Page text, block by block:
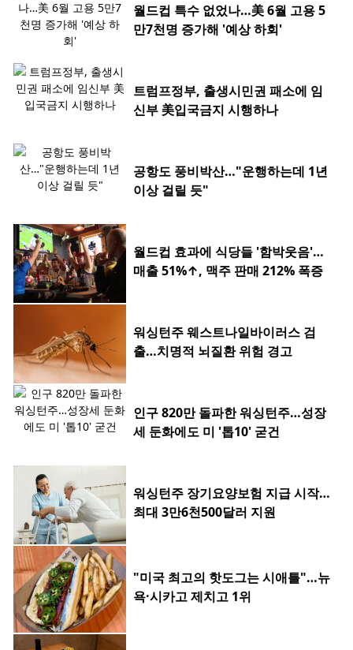
월드컵 특수 없었나…美 6월 고용 5
만7천명 증가해 '예상 하회'
트럼프정부, 출생시민권 패소에 임
신부 美입국금지 시행하나
공항도 풍비박산…"운행하는데 1년
이상 걸릴 듯"
월드컵 효과에 식당들 '함박웃음'…
매출 51%↑, 맥주 판매 212% 폭증
워싱턴주 웨스트나일바이러스 검
출…치명적 뇌질환 위험 경고
인구 820만 돌파한 워싱턴주…성장
세 둔화에도 미 '톱10' 굳건
워싱턴주 장기요양보험 지급 시작…
최대 3만6천500달러 지원
"미국 최고의 핫도그는 시애틀"…뉴
욕·시카고 제치고 1위